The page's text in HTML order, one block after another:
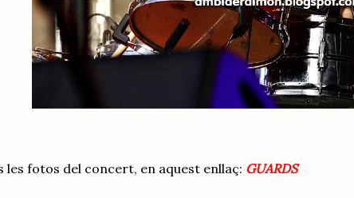
les fotos del concert, en aquest enllaç: GUARDS